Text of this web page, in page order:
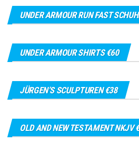
UNDER ARMOUR RUN FAST
UNDER ARMOUR SHIRTS €60
JÜRGEN’S SCULPTUREN €38
OLD AND NEW TESTAMENT NKJV